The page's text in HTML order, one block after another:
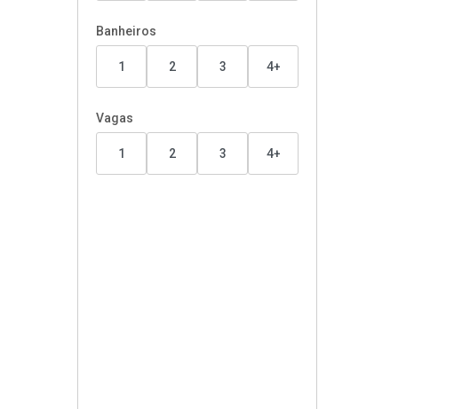
Banheiros
1 2 3 4+
Vagas
1 2 3 4+